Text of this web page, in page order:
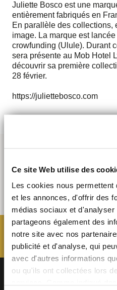
Ce site Web utilise des
Les cookies nous
et les annonces, d'offrir des
médias sociaux et d'analyser
partageons également des
notre site avec nos
publicité et d'analyse, qui
avec d'autres informations
ou qu'ils ont collectées lors
Juliette Bosco est une
entièrement fabriqués en
En parallèle des collections,
image. La marque est
crowfunding (Ulule). Durant
sera présente au Mob Hotel
découvrir sa première
28 février.
https://juliettebosco.com